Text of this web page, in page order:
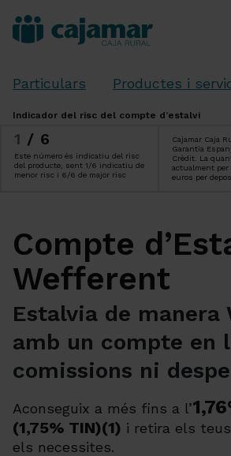
Particulars Productes i
Indicador del risc del compte d’estalvi
1 /6
Este número és indicatiu del risc
del producte, sent 1/6 indicatiu de
menor risc i 6/6 de major risc
Cajamar Caja
Garantia
Crèdit. La
actualment per
euros per
Compte
Wefferent
Estalvia de manera
amb un compte en
comissions ni
Aconseguix a més fins a l’
(1,75% TIN)(1) i retira els
els necessites.